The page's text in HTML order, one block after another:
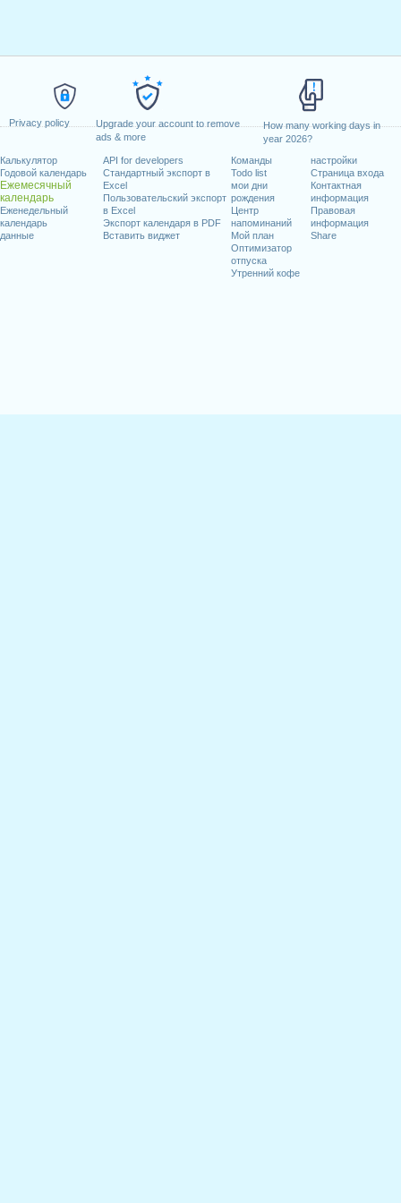
Privacy policy
Upgrade your account to remove
ads & more
How many working days in
year 2026?
Калькулятор
Годовой календарь
Ежемесячный
календарь
Еженедельный
календарь
данные
API for developers
Стандартный экспорт в
Excel
Пользовательский экспорт
в Excel
Экспорт календаря в PDF
Вставить виджет
Команды
Todo list
мои дни
рождения
Центр
напоминаний
Мой план
Оптимизатор
отпуска
Утренний кофе
настройки
Страница входа
Контактная
информация
Правовая
информация
Share